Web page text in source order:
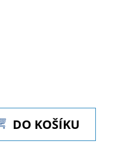
DO KOŠÍKU